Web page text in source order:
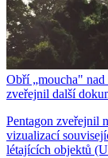
Obří „moucha"
zveřejnil další
Pentagon zveřejnil
vizualizací
létajících objektů